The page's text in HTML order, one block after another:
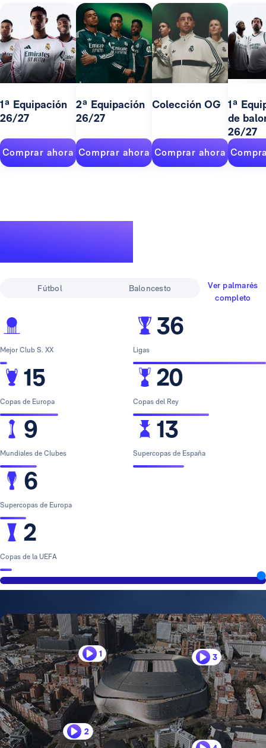
1ª Equipación
26/27
Comprar ahora
2ª Equipación
26/27
Comprar ahora
Colección OG
Comprar ahora
1ª
de
26/27
Fútbol Baloncesto
Ver palmarés
completo
Mejor Club S. XX
15
Copas de Europa
9
Mundiales de Clubes
6
Supercopas de Europa
2
Copas de la UEFA
36
Ligas
20
Copas del Rey
13
Supercopas de España
1
2
3